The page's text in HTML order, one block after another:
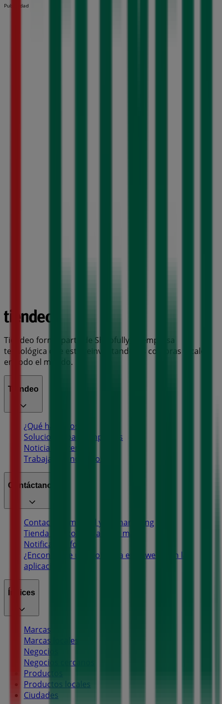
Publicidad
Tiendeo forma parte de Shopfully, la empresa
tecnológica que está reinventando las compras locales
en todo el mundo.
Tiendeo
¿Qué hacemos?
Soluciones para empresas
Noticias y prensa
Trabaja con nosotros
Contáctanos
Contacto comercial y de marketing
Tienda mal colocada en el mapa
Notificar un folleto
¿Encontraste un problema en la web o en la
aplicación?
Índices
Marcas
Marcas locales
Negocios
Negocios cercanos
Productos
Productos locales
Ciudades